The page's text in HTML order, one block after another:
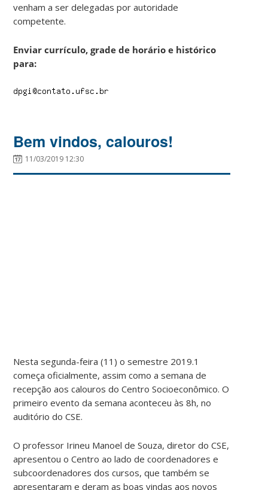
venham a ser delegadas por autoridade
competente.
Enviar currículo, grade de horário e histórico
para:
Bem vindos, calouros!
11/03/2019 12:30
Nesta segunda-feira (11) o semestre 2019.1
começa oficialmente, assim como a semana de
recepção aos calouros do Centro Socioeconômico. O
primeiro evento da semana aconteceu às 8h, no
auditório do CSE.
O professor Irineu Manoel de Souza, diretor do CSE,
apresentou o Centro ao lado de coordenadores e
subcoordenadores dos cursos, que também se
apresentaram e deram as boas vindas aos novos